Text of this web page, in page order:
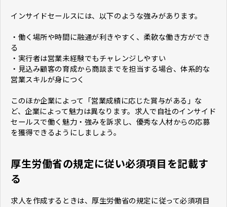
インサイドセールスには、以下のような強みがあります。
・働く場所や時間に融通が利きやすく、柔軟な働き方ができ
る
・実行者は営業未経験でもチャレンジしやすい
・見込み顧客の育成から商談までを担当する場合、体系的な
営業スキルが身につく
このほか企業によって「営業成績に応じた賞与がある」な
ど、企業によって魅力は異なります。求人で自社のインサイド
セールスで働く魅力・強みを訴求し、優秀な人材からの応募
を獲得できるようにしましょう。
厚生労働省の規定に従い必須項目を記載す
る
求人を作成するときは、厚生労働省の規定に従って必須項目